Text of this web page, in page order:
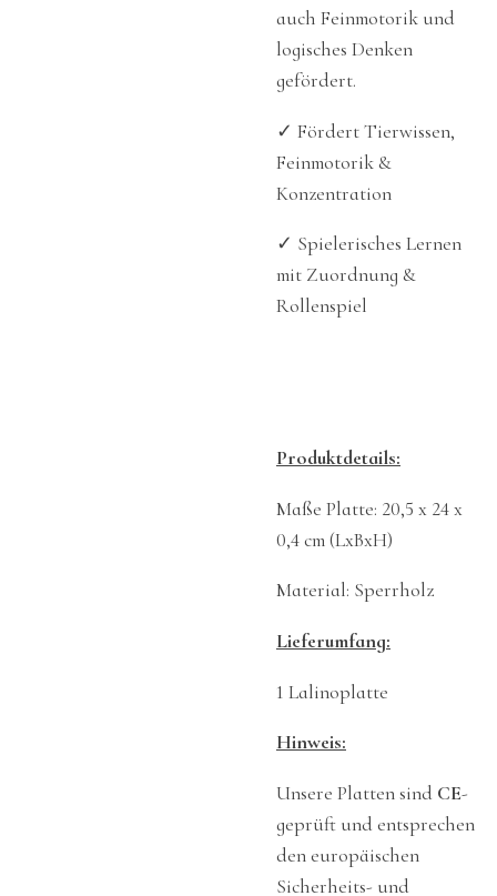
auch Feinmotorik und
logisches Denken
gefördert.
✓ Fördert Tierwissen,
Feinmotorik &
Konzentration
✓ Spielerisches Lernen
mit Zuordnung &
Rollenspiel
Produktdetails:
Maße Platte: 20,5 x 24 x
0,4 cm (LxBxH)
Material: Sperrholz
Lieferumfang:
1 Lalinoplatte
Hinweis:
Unsere Platten sind CE-
geprüft und entsprechen
den europäischen
Sicherheits- und